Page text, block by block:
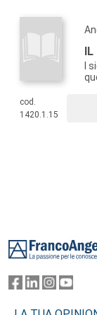
I
cod.
1420.1.15